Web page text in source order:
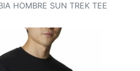
HOMBRE SUN TREK TEE